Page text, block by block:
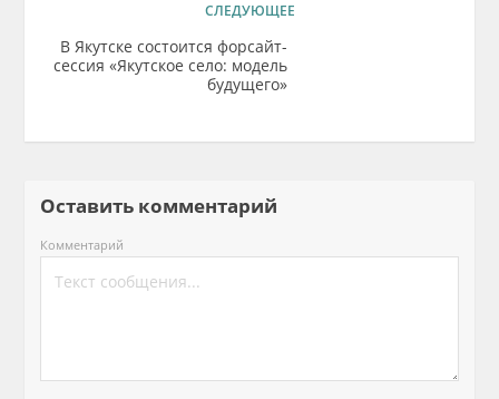
СЛЕДУЮЩЕЕ
В Якутске состоится форсайт-
сессия «Якутское село: модель
будущего»
Оставить комментарий
Комментарий